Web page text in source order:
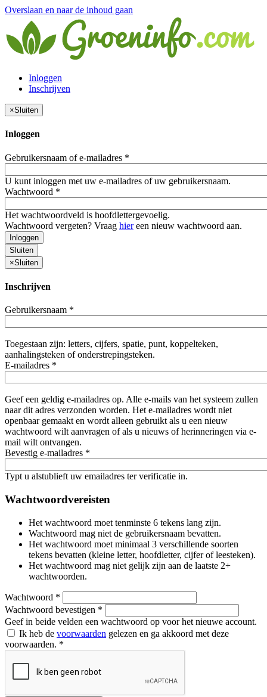
Overslaan en naar de inhoud gaan
Inloggen
Inschrijven
×Sluiten
Inloggen
Gebruikersnaam of e-mailadres *
U kunt inloggen met uw e-mailadres of uw gebruikersnaam.
Wachtwoord *
Het wachtwoordveld is hoofdlettergevoelig.
Wachtwoord vergeten? Vraag hiereen nieuw wachtwoord aan.
Inloggen
Sluiten
×Sluiten
Inschrijven
Gebruikersnaam *
Toegestaan zijn: letters, cijfers, spatie, punt, koppelteken,
aanhalingsteken of onderstrepingsteken.
E-mailadres *
Geef een geldig e-mailadres op. Alle e-mails van het systeem zullen
naar dit adres verzonden worden. Het e-mailadres wordt niet
openbaar gemaakt en wordt alleen gebruikt als u een nieuw
wachtwoord wilt aanvragen of als u nieuws of herinneringen via e-
mail wilt ontvangen.
Bevestig e-mailadres *
Typt u alstublieft uw emailadres ter verificatie in.
Wachtwoordvereisten
Het wachtwoord moet tenminste 6 tekens lang zijn.
Wachtwoord mag niet de gebruikersnaam bevatten.
Het wachtwoord moet minimaal 3 verschillende soorten
tekens bevatten (kleine letter, hoofdletter, cijfer of leesteken).
Het wachtwoord mag niet gelijk zijn aan de laatste 2+
wachtwoorden.
Wachtwoord *
Wachtwoord bevestigen *
Geef in beide velden een wachtwoord op voor het nieuwe account.
Ik heb de voorwaarden gelezen en ga akkoord met deze
voorwaarden. *